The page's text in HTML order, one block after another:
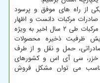
یکی از راه های موفق و پرسود
مرکبات دانست و اظهار
داشت: خوشبختانه شرایط برای صادرات مرکبات طی ۲ سال اخیر به ویژه
ظرفیت ذخیره محصولات
صادراتی، حمل و نقل و از طرف
خزر، سی آی اس و کشورهای
مناسب می توان مشکل فروش